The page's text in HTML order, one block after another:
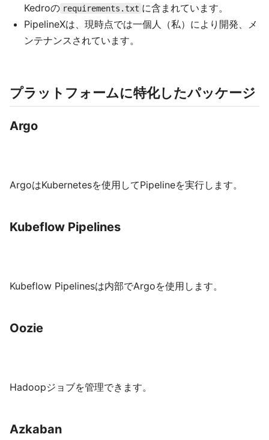
Kedroの requirements.txt に含まれています。
PipelineXは、現時点では一個人（私）により開発、メ
ンテナンスされています。
プラットフォームに特化したパッケージ
Argo
ArgoはKubernetesを使用してPipelineを実行します。
Kubeflow Pipelines
Kubeflow Pipelinesは内部でArgoを使用します。
Oozie
Hadoopジョブを管理できます。
Azkaban